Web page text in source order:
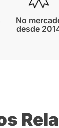
No
desde